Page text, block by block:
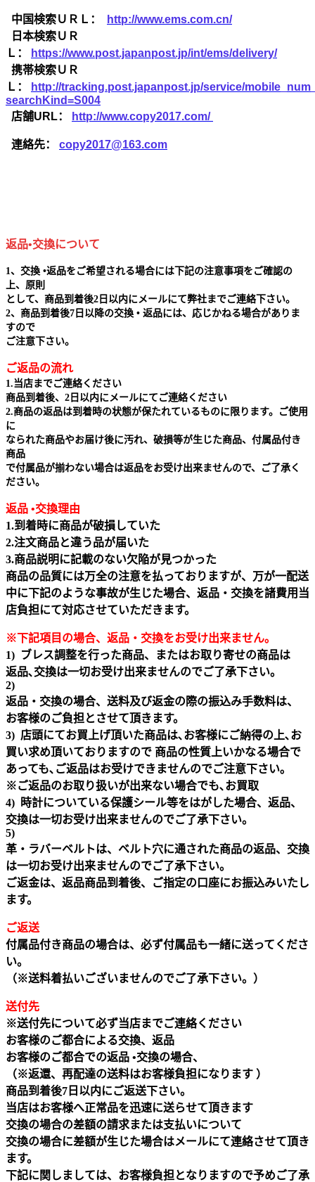
中国検索ＵＲＬ：
http://www.ems.com.cn/
日本検索ＵＲ
Ｌ：
https://www.post.japanpost.jp/int/ems/delivery/
携帯検索ＵＲ
Ｌ：
http://tracking.post.japanpost.jp/service/
searchKind=S004
店舗URL：
http://www.copy2017.com/
連絡先： copy2017@163.com
返品•交換について
1、交換 •返品をご希望される場合には下記の注意事項をご確認の
上、原則
として、商品到着後2日以内にメールにて弊社までご連絡下さい。
2、商品到着後7日以降の交換 • 返品には、応じかねる場合がありま
すので
ご注意下さい。
ご返品の流れ
1.当店までご連絡ください
商品到着後、2日以内にメールにてご連絡ください
2.商品の返品は到着時の状態が保たれているものに限ります。ご使用
に
なられた商品やお届け後に汚れ、破損等が生じた商品、付属品付き
商品
で付属品が揃わない場合は返品をお受け出来ませんので、ご了承く
ださい。
返品 •交換理由
1.到着時に商品が破損していた
2.注文商品と違う品が届いた
3.商品説明に記載のない欠陥が見つかった
商品の品質には万全の注意を払っておりますが、万が一配送
中に下記のような事故が生じた場合、返品・交換を諸費用当
店負担にて対応させていただきます。
※下記項目の場合、返品・交換をお受け出来ません｡
1) ブレス調整を行った商品、またはお取り寄せの商品は
返品､交換は一切お受け出来ませんのでご了承下さい。
2)
返品・交換の場合、送料及び返金の際の振込み手数料は、
お客様のご負担とさせて頂きます。
3) 店頭にてお買上げ頂いた商品は､お客様にご納得の上､お
買い求め頂いておりますので 商品の性質上いかなる場合で
あっても､ご返品はお受けできませんのでご注意下さい｡
※ご返品のお取り扱いが出来ない場合でも､お買取
4) 時計についている保護シール等をはがした場合、返品、
交換は一切お受け出来ませんのでご了承下さい。
5)
革・ラバーベルトは、ベルト穴に通された商品の返品、交換
は一切お受け出来ませんのでご了承下さい。
ご返金は、返品商品到着後、ご指定の口座にお振込みいたし
ます。
ご返送
付属品付き商品の場合は、必ず付属品も一緒に送ってくださ
い。
（※送料着払いございませんのでご了承下さい。）
送付先
※送付先について必ず当店までご連絡ください
お客様のご都合による交換、返品
お客様のご都合での返品 •交換の場合、
（※返還、再配達の送料はお客様負担になります ）
商品到着後7日以内にご返送下さい。
当店はお客様へ正常品を迅速に送らせて頂きます
交換の場合の差額の請求または支払いについて
交換の場合に差額が生じた場合はメールにて連絡させて頂き
ます。
下記に関しましては、お客様負担となりますので予めご了承